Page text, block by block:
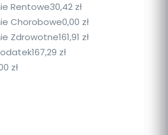
Rentowe30,42 zł
Chorobowe0,00 zł
Zdrowotne161,91 zł
167,29 zł
zł